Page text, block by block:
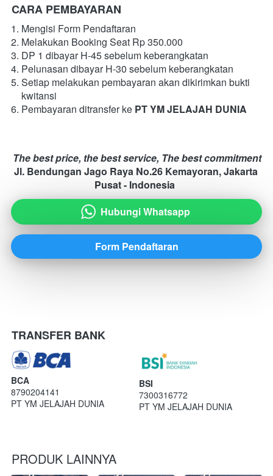
CARA PEMBAYARAN
Mengisi Form Pendaftaran
Melakukan Booking Seat Rp 350.000
DP 1 dibayar H-45 sebelum keberangkatan
Pelunasan dibayar H-30 sebelum keberangkatan
Setiap melakukan pembayaran akan dikirimkan bukti
kwitansi
Pembayaran ditransfer ke PT YM JELAJAH DUNIA
The best price, the best service, The best commitment
Jl. Bendungan Jago Raya No.26 Kemayoran, Jakarta
Pusat - Indonesia
` Hubungi Whatsapp
`Form Pendaftaran
TRANSFER BANK
BCA
8790204141
PT YM JELAJAH DUNIA
BSI
7300316772
PT YM JELAJAH DUNIA
PRODUK LAINNYA